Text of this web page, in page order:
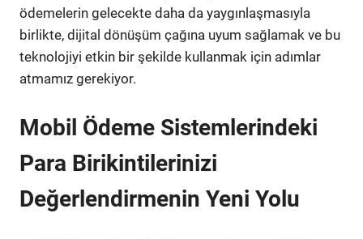
ödemelerin gelecekte daha da yaygınlaşmasıyla
birlikte, dijital dönüşüm çağına uyum sağlamak ve bu
teknolojiyi etkin bir şekilde kullanmak için adımlar
atmamız gerekiyor.
Mobil Ödeme Sistemlerindeki
Para Birikintilerinizi
Değerlendirmenin Yeni Yolu